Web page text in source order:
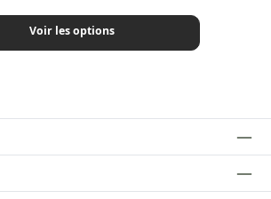
Voir les options